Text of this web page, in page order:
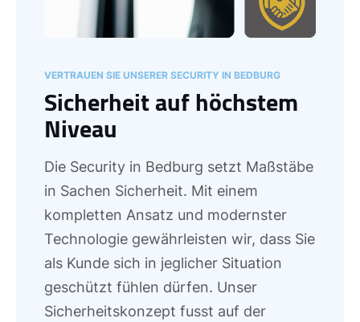
VERTRAUEN SIE UNSERER SECURITY IN BEDBURG
Sicherheit auf höchstem
Niveau
Die Security in Bedburg setzt Maßstäbe
in Sachen Sicherheit. Mit einem
kompletten Ansatz und modernster
Technologie gewährleisten wir, dass Sie
als Kunde sich in jeglicher Situation
geschützt fühlen dürfen. Unser
Sicherheitskonzept fusst auf der